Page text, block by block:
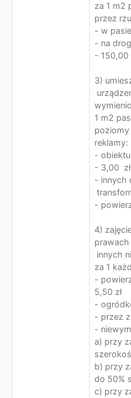
za 1 m2
przez
- w
- na
- 150,00
3)
1 m2
poziomy
reklamy:
-
- 3,00 zł
- innych
-
4)
prawach
innych
za 1
-
5,50 zł
-
- przez
-
a) przy
b) przy
do 50%
c) przy